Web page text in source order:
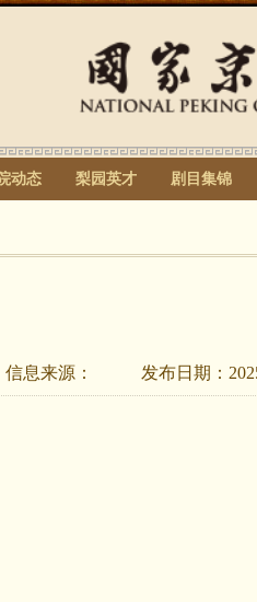
动态 梨园英才 剧目集锦
信息来源： 发布日期：